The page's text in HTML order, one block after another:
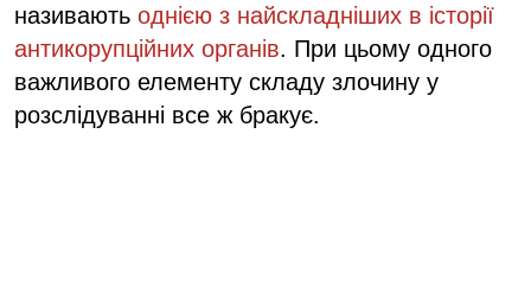
називають однією з найскладніших в історії
антикорупційних органів. При цьому одного
важливого елементу складу злочину у
розслідуванні все ж бракує.